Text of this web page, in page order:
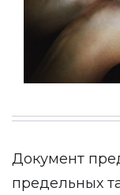
Документ
предельных